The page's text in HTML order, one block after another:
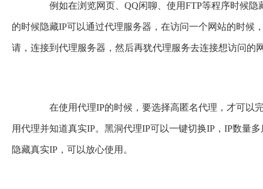
例如在浏览网页、QQ闲聊、使用FTP等程序时候隐
的时候隐藏IP可以通过代理服务器，在访问一个网站的时候
请，连接到代理服务器，然后再犹代理服务去连接想访问的
在使用代理IP的时候，要选择高匿名代理，才可以
用代理并知道真实IP。 黑洞代理IP可以一键切换IP，IP数量
隐藏真实IP，可以放心使用。